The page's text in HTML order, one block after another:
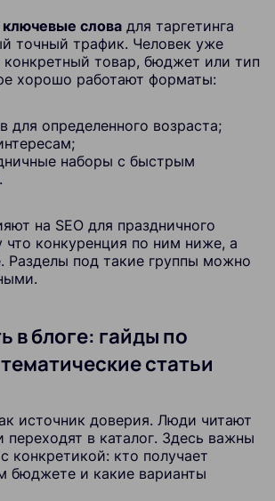
слова для таргетинга
точный трафик. Человек уже
конкретный товар, бюджет или тип
хорошо работают форматы:
для определенного возраста;
наборы с быстрым
на SEO для праздничного
что конкуренция по ним ниже, а
Разделы под такие группы можно
в блоге: гайды по
статьи
источник доверия. Люди читают
переходят в каталог. Здесь важны
конкретикой: кто получает
бюджете и какие варианты